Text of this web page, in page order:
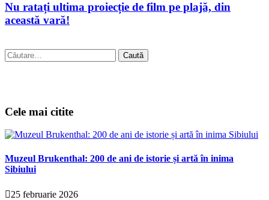
Nu ratați ultima proiecție de film pe plajă, din
această vară!
Caută
după:
Cele mai citite
Muzeul Brukenthal: 200 de ani de istorie și artă în inima
Sibiului
25 februarie 2026